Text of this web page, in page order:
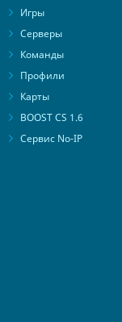
Игры
Серверы
Команды
Профили
Карты
BOOST CS 1.6
Сервис No-IP